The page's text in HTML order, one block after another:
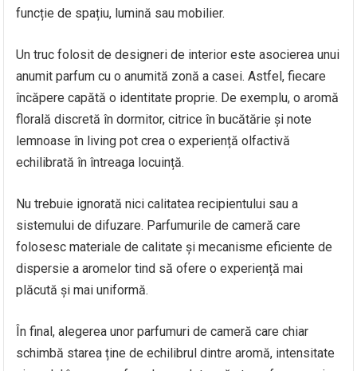
funcție de spațiu, lumină sau mobilier.
Un truc folosit de designeri de interior este asocierea unui
anumit parfum cu o anumită zonă a casei. Astfel, fiecare
încăpere capătă o identitate proprie. De exemplu, o aromă
florală discretă în dormitor, citrice în bucătărie și note
lemnoase în living pot crea o experiență olfactivă
echilibrată în întreaga locuință.
Nu trebuie ignorată nici calitatea recipientului sau a
sistemului de difuzare. Parfumurile de cameră care
folosesc materiale de calitate și mecanisme eficiente de
dispersie a aromelor tind să ofere o experiență mai
plăcută și mai uniformă.
În final, alegerea unor parfumuri de cameră care chiar
schimbă starea ține de echilibrul dintre aromă, intensitate